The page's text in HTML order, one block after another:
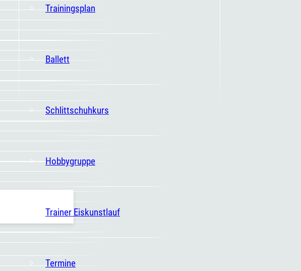
Trainingsplan
Ballett
Schlittschuhkurs
Hobbygruppe
Trainer Eiskunstlauf
Termine